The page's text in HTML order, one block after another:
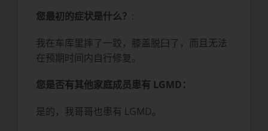
您最初的症状是什么？ :
我在车库里摔了一跤，膝盖脱臼了，而且无法
在预期时间内自行修复。
您是否有其他家庭成员患有 LGMD：
是的，我哥哥也患有 LGMD。